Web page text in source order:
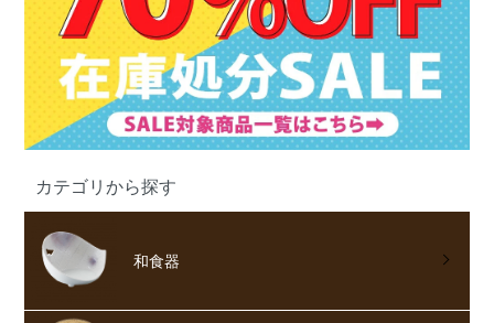
カテゴリから探す
和食器